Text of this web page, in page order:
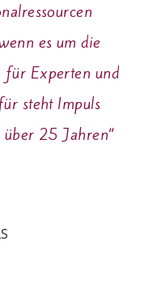
es um die
für Experten und
steht Impuls
über 25 Jahren“